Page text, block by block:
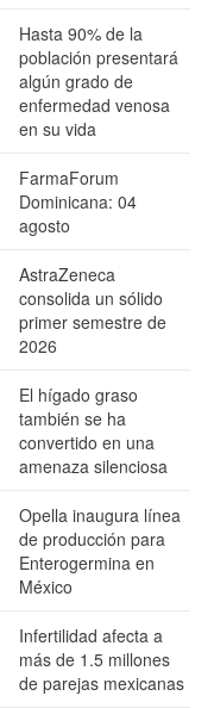
Hasta 90% de la
población presentará
algún grado de
enfermedad venosa
en su vida
FarmaForum
Dominicana: 04
agosto
AstraZeneca
consolida un sólido
primer semestre de
2026
El hígado graso
también se ha
convertido en una
amenaza silenciosa
Opella inaugura línea
de producción para
Enterogermina en
México
Infertilidad afecta a
más de 1.5 millones
de parejas mexicanas